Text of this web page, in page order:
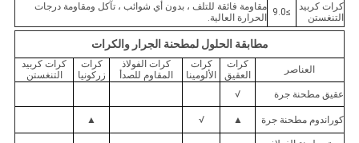
كرات كربيد
التنغستن
≥9.0
مقاومة فائقة للتلف ، بدون أي شوائب ، تآكل ومقاومة درجات
الحرارة العالية.
مطابقة الحلول لمطحنة الجرار والكرات
العناصر
كرات
العقيق
كرات
الألومينا
كرات الفولاذ
المقاوم للصدأ
كرات
زركونيا
كرات كربيد
التنغستن
عقيق مطحنة جرة
√
كوراندوم مطحنة جرة ▲
√
▲